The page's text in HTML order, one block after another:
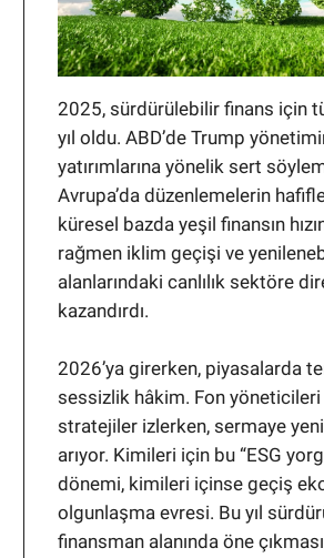
2025, sürdürülebilir finans için
yıl oldu. ABD’de Trump
yatırımlarına yönelik sert
Avrupa’da düzenlemelerin
küresel bazda yeşil finansın
rağmen iklim geçişi ve
alanlarındaki canlılık sektöre
kazandırdı.
2026’ya girerken, piyasalarda
sessizlik hâkim. Fon
stratejiler izlerken, sermaye
arıyor. Kimileri için bu “ESG
dönemi, kimileri içinse geçiş
olgunlaşma evresi. Bu yıl
finansman alanında öne